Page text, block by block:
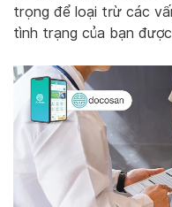
trọng để loại trừ các
tình trạng của bạn